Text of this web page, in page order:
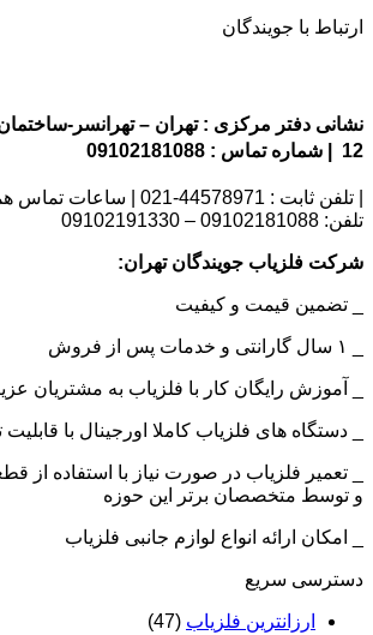
ارتباط با جویندگان
نشانی دفتر مرکزی : تهران – تهرانسر-ساختمان
12 | شماره تماس : 09102181088
| تلفن ثابت : 44578971-021 | ساعات تماس همه روزه 9 الی 18
تلفن: 09102181088 – 09102191330
شرکت فلزیاب جویندگان تهران:
_ تضمین قیمت و کیفیت
_ آموزش رایگان کار با فلزیاب به مشتریان
_ دستگاه های فلزیاب کاملا اورجینال با
_ تعمیر فلزیاب در صورت نیاز با استفاده از
و توسط متخصصان برتر این حوزه
_ امکان ارائه انواع لوازم جانبی فلزیاب
دسترسی سریع
ارزانترین فلزیاب (47)